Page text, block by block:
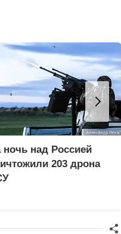
ночь над Россией
203 дрона